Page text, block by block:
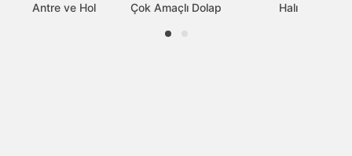
Antre ve Hol Çok Amaçlı Dolap Halı